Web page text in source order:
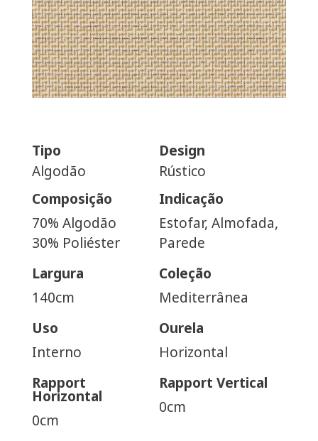
Tipo
Algodão
Design
Rústico
Composição
70% Algodão
30% Poliéster
Indicação
Estofar, Almofada,
Parede
Largura
140cm
Coleção
Mediterrânea
Uso
Interno
Ourela
Horizontal
Rapport
Horizontal
0cm
Rapport Vertical
0cm